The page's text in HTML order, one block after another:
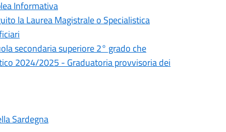
Informativa
la Laurea Magistrale o Specialistica
secondaria superiore 2° grado che
2024/2025 - Graduatoria provvisoria dei
Sardegna